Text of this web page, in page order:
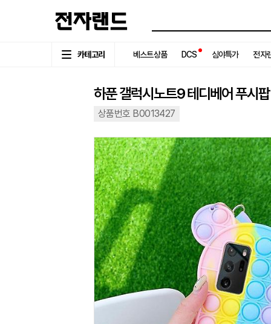
카테고리 베스트상품 DCS 심야특가 전자
하푼 갤럭시노트9 테디베어 푸시
상품번호 B0013427